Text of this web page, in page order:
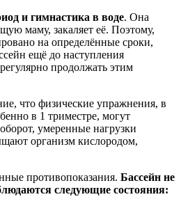
и гимнастика в воде. Она
маму, закаляет её. Поэтому,
на определённые сроки,
ещё до наступления
продолжать этим
что физические упражнения, в
в 1 триместре, могут
умеренные нагрузки
организм кислородом,
противопоказания. Бассейн не
следующие состояния: